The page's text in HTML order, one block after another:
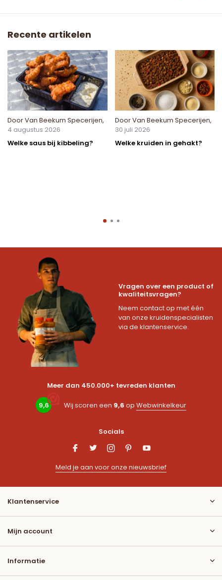
Recente artikelen
DoorVan Beekum Specerijen,
4 augustus 2026
Welke saus bij kibbeling?
DoorVan Beekum Specerijen,
30 juli 2026
Welke kruiden in gehakt?
Vragen over een product of
kwaliteitsvragen?
Neem contact op met één
van onze kruidenspecialisten
via de klantenservice.
Meer dan 450.000+ tevreden klanten
9,6 Wij scoren een 9,6 op Webwinkelkeur
Socials
Meld je aan voor onze nieuwsbrief
Klantenservice
Mijn account
Informatie